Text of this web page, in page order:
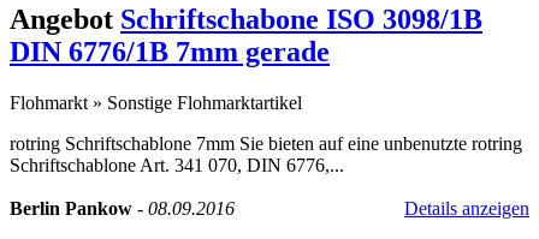
Angebot Schriftschabone ISO 3098/1B
DIN 6776/1B 7mm gerade
Flohmarkt » Sonstige Flohmarktartikel
rotring Schriftschablone 7mm Sie bieten auf eine unbenutzte rotring
Schriftschablone Art. 341 070, DIN 6776,...
Berlin Pankow - 08.09.2016 Details anzeigen